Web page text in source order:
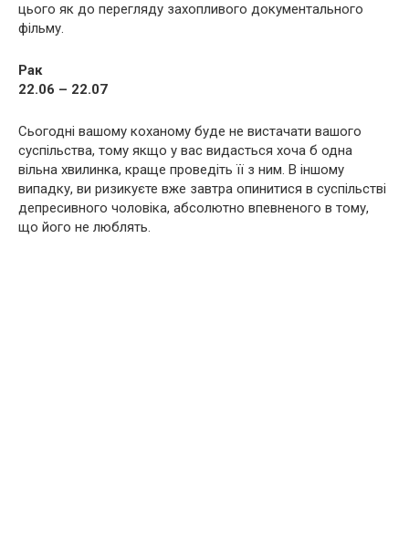
цього як до перегляду захопливого документального
фільму.
Рак
22.06 – 22.07
Сьогодні вашому коханому буде не вистачати вашого
суспільства, тому якщо у вас видасться хоча б одна
вільна хвилинка, краще проведіть її з ним. В іншому
випадку, ви ризикуєте вже завтра опинитися в суспільстві
депресивного чоловіка, абсолютно впевненого в тому,
що його не люблять.